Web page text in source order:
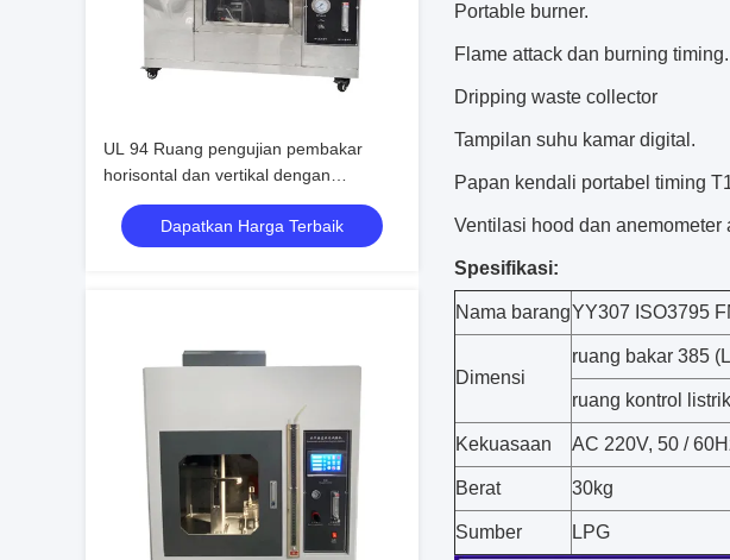
UL 94 Ruang pengujian pembakar
horisontal dan vertikal dengan
dukungan yang dapat disesuaikan
sepenuhnyaDapatkan Harga Terbaik
Portable burner.
Flame attack dan burning timing.
Dripping waste collector
Tampilan suhu kamar digital.
Papan kendali portabel timing
Ventilasi hood dan anemometer
Spesifikasi:
Nama barangYY307 ISO3795
Dimensi
ruang bakar 385
ruang kontrol
Kekuasaan AC 220V, 50 /
Berat 30kg
Sumber LPG